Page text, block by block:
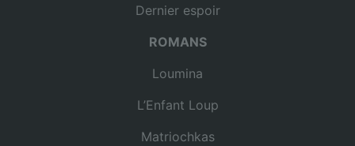
Dernier espoir
ROMANS
Loumina
L’Enfant Loup
Matriochkas